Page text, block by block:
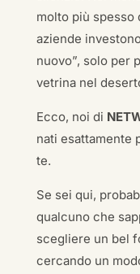
molto più spesso
aziende
nuovo”, solo per
vetrina nel
Ecco, noi di
nati esattamente
te.
Se sei qui,
qualcuno che
scegliere un bel
cercando un